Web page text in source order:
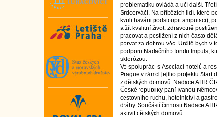
problematiku ovládá a učí další.
Srdcerváči. Na příbězích lidí, které
kvůli havárii podstoupit amputaci),
a žít kvalitní život. Zdravotně
pracovat a postižení z nich často
porvat za dobrou věc. Určitě bych v
podporu Nadačního fondu Impuls,
sklerózou.
Ve spolupráci s Asociací hotelů a
Prague v rámci jejího projektu Start
z dětských domovů. Nadace AHR
České republiky paní Ivanou
cestovního ruchu, hotelnictví a
dráhy. Součástí činnosti Nadace
aktivit dětských domovů.